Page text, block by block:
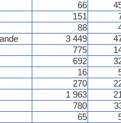
66
151
88
3 449
775
692
16
270
1 963
780
65